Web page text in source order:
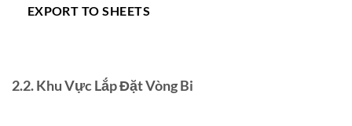
EXPORT TO SHEETS
2.2. Khu Vực Lắp Đặt Vòng Bi